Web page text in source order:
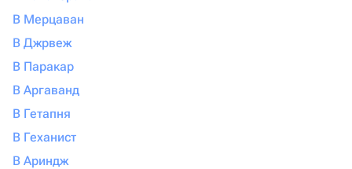
В Мерцаван
В Джрвеж
В Паракар
В Аргаванд
В Гетапня
В Геханист
В Ариндж